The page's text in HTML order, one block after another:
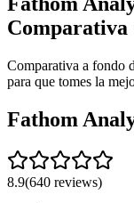
Comparativa
Comparativa a fondo
para que tomes la
Fathom
8.9(640 reviews)